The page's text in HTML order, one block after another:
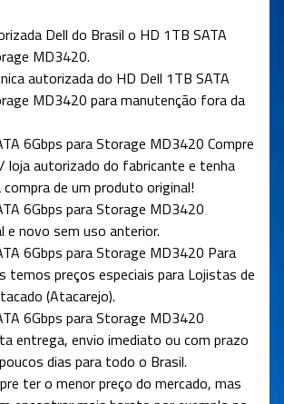
Dell do Brasil o HD 1TB SATA
MD3420.
autorizada do HD Dell 1TB SATA
MD3420 para manutenção fora da
6Gbps para Storage MD3420 Compre
loja autorizado do fabricante e tenha
de um produto original!
6Gbps para Storage MD3420
e novo sem uso anterior.
6Gbps para Storage MD3420 Para
temos preços especiais para Lojistas de
(Atacarejo).
6Gbps para Storage MD3420
entrega, envio imediato ou com prazo
dias para todo o Brasil.
ter o menor preço do mercado, mas